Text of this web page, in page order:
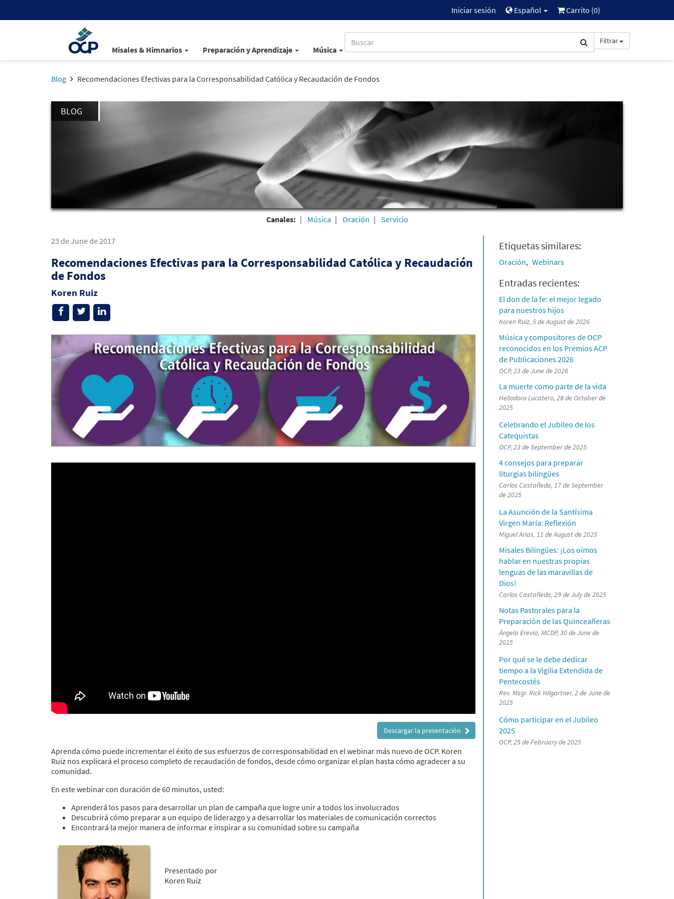
Iniciar sesión Español Carrito (0)
Misales & Himnarios Preparación y Aprendizaje Música
Filtrar
Blog Recomendaciones Efectivas para la Corresponsabilidad Católica y Recaudación de Fondos
BLOG
Canales: Música Oración Servicio
Etiquetas similares:
Oración Webinars
Entradas recientes:
El don de la fe: el mejor legado
para nuestros hijos
Koren Ruiz, 5 de August de 2026
Música y compositores de OCP
reconocidos en los Premios ACP
de Publicaciones 2026
OCP, 23 de June de 2026
La muerte como parte de la vida
Heliodoro Lucatero, 28 de October de
2025
Celebrando el Jubileo de los
Catequistas
OCP, 23 de September de 2025
4 consejos para preparar
liturgias bilingües
Carlos Castañeda, 17 de September
de 2025
La Asunción de la Santísima
Virgen María: Reflexión
Miguel Arias, 11 de August de 2025
Misales Bilingües: ¡Los oímos
hablar en nuestras propias
lenguas de las maravillas de
Dios!
Carlos Castañeda, 29 de July de 2025
Notas Pastorales para la
Preparación de las Quinceañeras
Ángela Erevia, MCDP, 30 de June de
2025
Por qué se le debe dedicar
tiempo a la Vigilia Extendida de
Pentecostés
Rev. Msgr. Rick Hilgartner, 2 de June de
2025
Cómo participar en el Jubileo
2025
OCP, 25 de February de 2025
23 de June de 2017
Recomendaciones Efectivas para la Corresponsabilidad Católica y Recaudación
de Fondos
Koren Ruiz
Descargar la presentación
Aprenda cómo puede incrementar el éxito de sus esfuerzos de corresponsabilidad en el webinar más nuevo de OCP. Koren
Ruiz nos explicará el proceso completo de recaudación de fondos, desde cómo organizar el plan hasta cómo agradecer a su
comunidad.
En este webinar con duración de 60 minutos, usted:
Aprenderá los pasos para desarrollar un plan de campaña que logre unir a todos los involucrados
Descubrirá cómo preparar a un equipo de liderazgo y a desarrollar los materiales de comunicación correctos
Encontrará la mejor manera de informar e inspirar a su comunidad sobre su campaña
Presentado por
Koren Ruiz